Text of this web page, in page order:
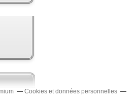
Cookies et données personnelles